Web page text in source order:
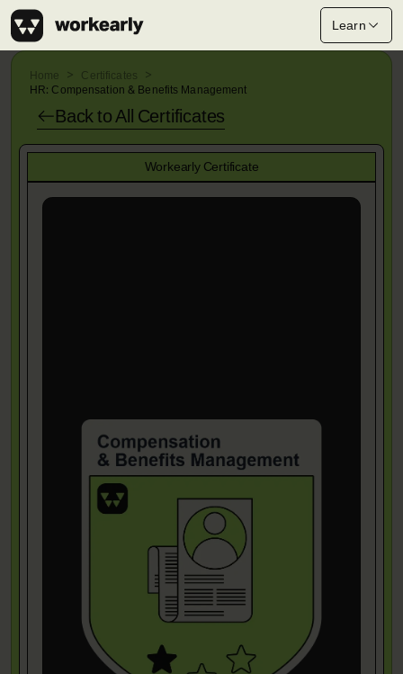
Learn
Home
Certificates
HR: Compensation & Benefits Management
Back to All Certificates
Workearly Certificate